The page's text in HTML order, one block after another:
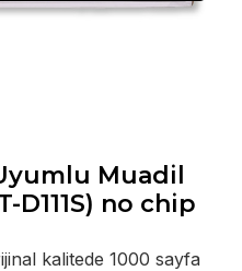
Muadil
D111S) no chip
kalitede 1000 sayfa